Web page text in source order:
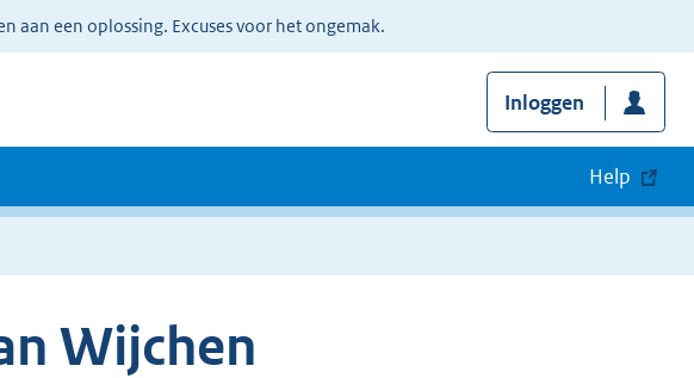
aan een oplossing. Excuses voor het ongemak.
Inloggen
Help
Wijchen